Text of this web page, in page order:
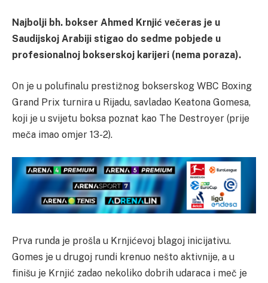
Najbolji bh. bokser Ahmed Krnjić večeras je u
Saudijskoj Arabiji stigao do sedme pobjede u
profesionalnoj bokserskoj karijeri (nema poraza).
On je u polufinalu prestižnog bokserskog WBC Boxing
Grand Prix turnira u Rijadu, savladao Keatona Gomesa,
koji je u svijetu boksa poznat kao The Destroyer (prije
meča imao omjer 13-2).
Prva runda je prošla u Krnjićevoj blagoj inicijativu.
Gomes je u drugoj rundi krenuo nešto aktivnije, a u
finišu je Krnjić zadao nekoliko dobrih udaraca i meč je